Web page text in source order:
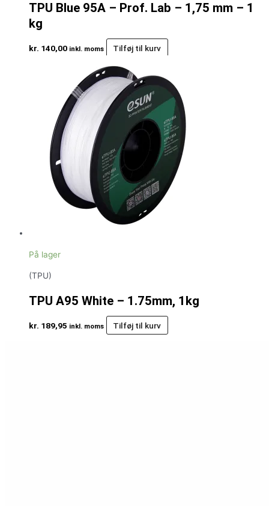
TPU Blue 95A – Prof. Lab – 1,75 mm – 1
kg
kr. 140,00 inkl. moms Tilføj til kurv
På lager
(TPU)
TPU A95 White – 1.75mm, 1kg
kr. 189,95 inkl. moms Tilføj til kurv